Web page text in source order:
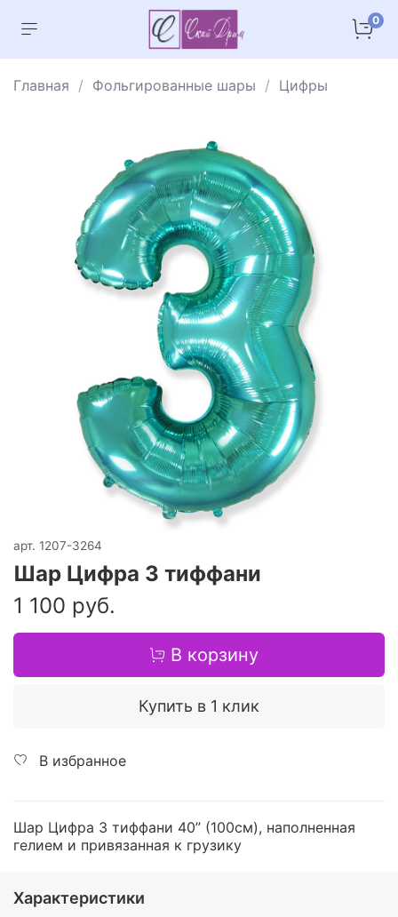
0
Главная Фольгированные шары Цифры
арт. 1207-3264
Шар Цифра 3 тиффани
1 100 руб.
В корзину
Купить в 1 клик
В избранное
Шар Цифра 3 тиффани 40” (100см), наполненная
гелием и привязанная к грузику
Характеристики